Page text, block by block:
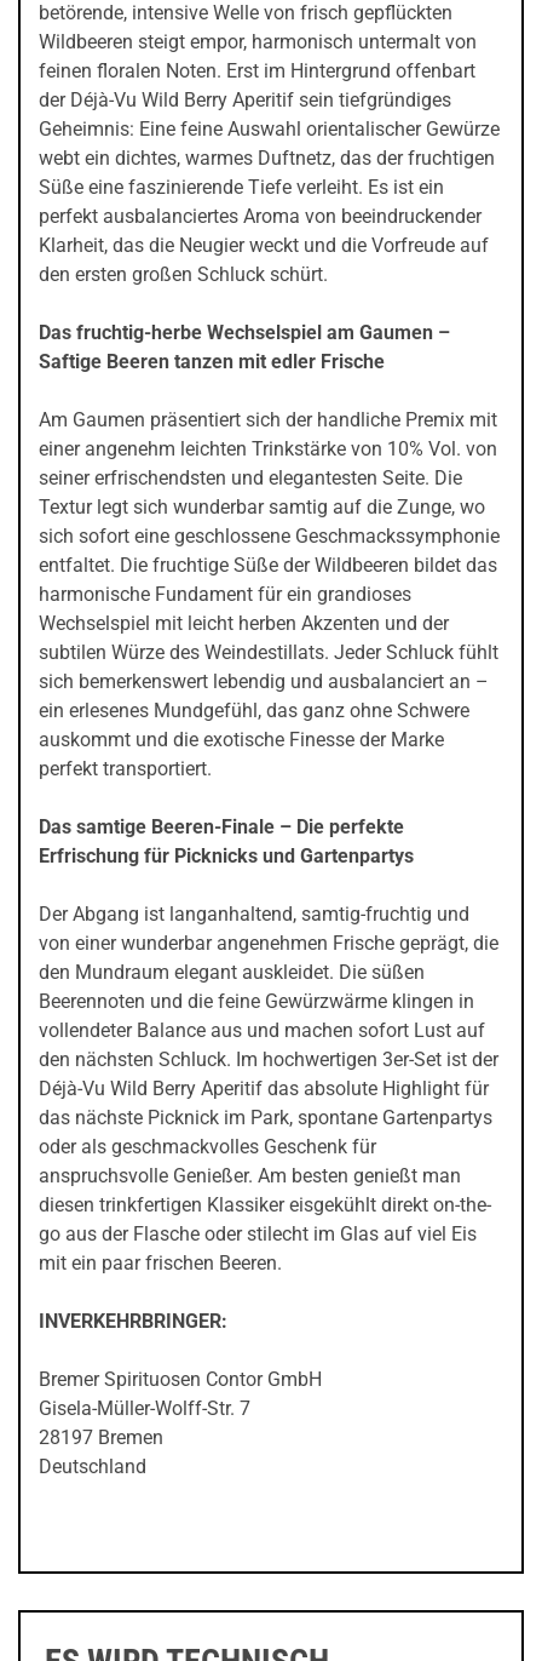
betörende, intensive Welle von frisch gepflückten
Wildbeeren steigt empor, harmonisch untermalt von
feinen floralen Noten. Erst im Hintergrund offenbart
der Déjà-Vu Wild Berry Aperitif sein tiefgründiges
Geheimnis: Eine feine Auswahl orientalischer Gewürze
webt ein dichtes, warmes Duftnetz, das der fruchtigen
Süße eine faszinierende Tiefe verleiht. Es ist ein
perfekt ausbalanciertes Aroma von beeindruckender
Klarheit, das die Neugier weckt und die Vorfreude auf
den ersten großen Schluck schürt.
Das fruchtig-herbe Wechselspiel am Gaumen –
Saftige Beeren tanzen mit edler Frische
Am Gaumen präsentiert sich der handliche Premix mit
einer angenehm leichten Trinkstärke von 10% Vol. von
seiner erfrischendsten und elegantesten Seite. Die
Textur legt sich wunderbar samtig auf die Zunge, wo
sich sofort eine geschlossene Geschmackssymphonie
entfaltet. Die fruchtige Süße der Wildbeeren bildet das
harmonische Fundament für ein grandioses
Wechselspiel mit leicht herben Akzenten und der
subtilen Würze des Weindestillats. Jeder Schluck fühlt
sich bemerkenswert lebendig und ausbalanciert an –
ein erlesenes Mundgefühl, das ganz ohne Schwere
auskommt und die exotische Finesse der Marke
perfekt transportiert.
Das samtige Beeren-Finale – Die perfekte
Erfrischung für Picknicks und Gartenpartys
Der Abgang ist langanhaltend, samtig-fruchtig und
von einer wunderbar angenehmen Frische geprägt, die
den Mundraum elegant auskleidet. Die süßen
Beerennoten und die feine Gewürzwärme klingen in
vollendeter Balance aus und machen sofort Lust auf
den nächsten Schluck. Im hochwertigen 3er-Set ist der
Déjà-Vu Wild Berry Aperitif das absolute Highlight für
das nächste Picknick im Park, spontane Gartenpartys
oder als geschmackvolles Geschenk für
anspruchsvolle Genießer. Am besten genießt man
diesen trinkfertigen Klassiker eisgekühlt direkt on-the-
go aus der Flasche oder stilecht im Glas auf viel Eis
mit ein paar frischen Beeren.
INVERKEHRBRINGER:
Bremer Spirituosen Contor GmbH
Gisela-Müller-Wolff-Str. 7
28197 Bremen
Deutschland